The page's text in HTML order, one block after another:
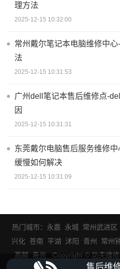
理方法
2025-12-15 10:32:00
常州戴尔笔记本电脑维修中
法
2025-12-15 10:31:53
广州dell笔记本售后维修点-
因
2025-12-15 10:31:31
东莞戴尔电脑售后服务维修
缓慢如何解决
2025-12-15 10:31:09
热门城市： 永嘉 永城 常州武进区
兴化 苍南 平湖 沭阳 青州 常州
高邮
寿光 Copyright © 功夫维
售后维